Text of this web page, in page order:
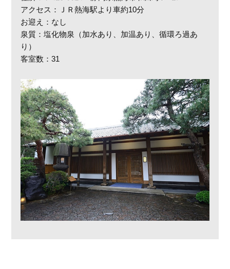
アクセス：ＪＲ熱海駅より車約10分
お迎え：なし
泉質：塩化物泉（加水あり、加温あり、循環ろ過あ
り）
客室数：31